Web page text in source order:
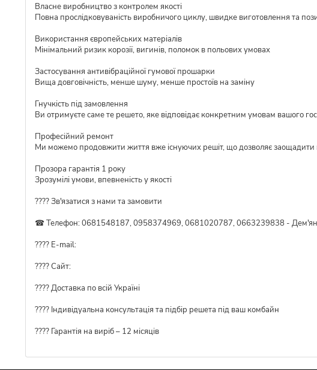
Власне виробництво з контролем якості
Повна прослідковуваність виробничого циклу, швидке виготовлення та
Використання європейських матеріалів
Мінімальний ризик корозії, вигинів, поломок в польових умовах
Застосування антивібраційної гумової прошарки
Вища довговічність, менше шуму, менше простоїв на заміну
Гнучкість під замовлення
Ви отримуєте саме те решето, яке відповідає конкретним умовам вашого
Професійний ремонт
Ми можемо продовжити життя вже існуючих решіт, що дозволяє заощадити
Прозора гарантія 1 року
Зрозумілі умови, впевненість у якості
???? Зв'язатися з нами та замовити
☎ Телефон: 0681548187, 0958374969, 0681020787, 0663239838 -
???? E-mail:
???? Сайт:
???? Доставка по всій Україні
????️ Індивідуальна консультація та підбір решета під ваш комбайн
???? Гарантія на виріб – 12 місяців